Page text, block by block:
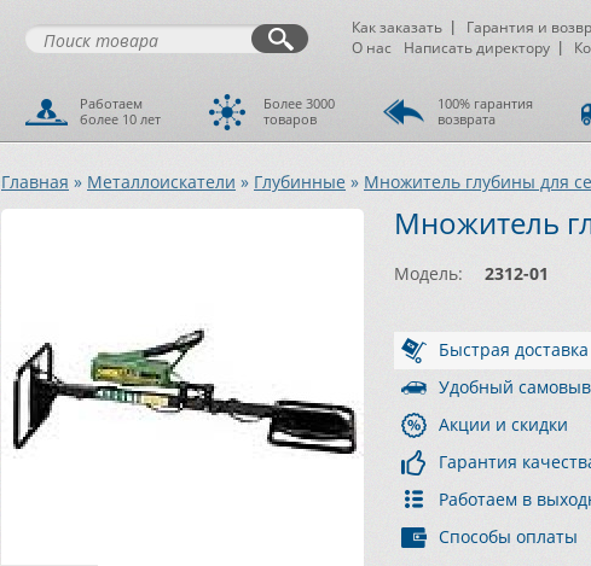
Как заказать Гарантия и
О нас
Написать директору
Работаем
более 10 лет
Более 3000
товаров
100% гарантия
возврата
Главная » Металлоискатели » Глубинные » Множитель глубины для
Множитель
Модель: 2312-01
Быстрая доставка
Удобный
Акции и скидки
Гарантия
Работаем в
Способы оплаты